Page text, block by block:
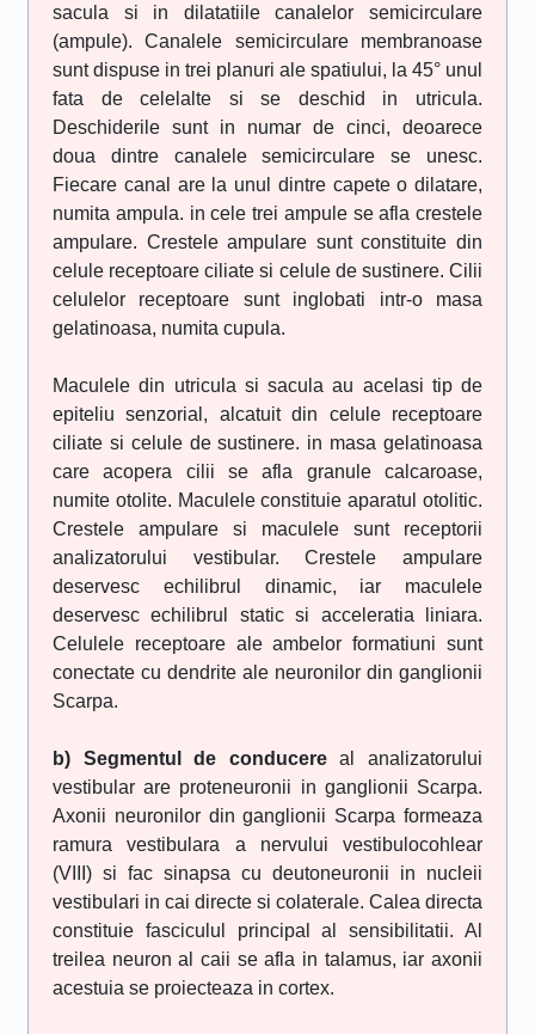
sacula si in dilatatiile canalelor semicirculare
(ampule). Canalele semicirculare membranoase
sunt dispuse in trei planuri ale spatiului, la 45° unul
fata de celelalte si se deschid in utricula.
Deschiderile sunt in numar de cinci, deoarece
doua dintre canalele semicirculare se unesc.
Fiecare canal are la unul dintre capete o dilatare,
numita ampula. in cele trei ampule se afla crestele
ampulare. Crestele ampulare sunt constituite din
celule receptoare ciliate si celule de sustinere. Cilii
celulelor receptoare sunt inglobati intr-o masa
gelatinoasa, numita cupula.
Maculele din utricula si sacula au acelasi tip de
epiteliu senzorial, alcatuit din celule receptoare
ciliate si celule de sustinere. in masa gelatinoasa
care acopera cilii se afla granule calcaroase,
numite otolite. Maculele constituie aparatul otolitic.
Crestele ampulare si maculele sunt receptorii
analizatorului vestibular. Crestele ampulare
deservesc echilibrul dinamic, iar maculele
deservesc echilibrul static si acceleratia liniara.
Celulele receptoare ale ambelor formatiuni sunt
conectate cu dendrite ale neuronilor din ganglionii
Scarpa.
b) Segmentul de conducereal analizatorului
vestibular are proteneuronii in ganglionii Scarpa.
Axonii neuronilor din ganglionii Scarpa formeaza
ramura vestibulara a nervului vestibulocohlear
(VIII) si fac sinapsa cu deutoneuronii in nucleii
vestibulari in cai directe si colaterale. Calea directa
constituie fasciculul principal al sensibilitatii. Al
treilea neuron al caii se afla in talamus, iar axonii
acestuia se proiecteaza in cortex.